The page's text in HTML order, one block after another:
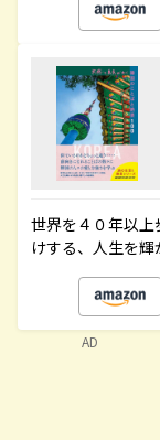
世界を４０年以
けする、人生を
AD